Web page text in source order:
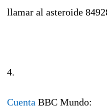
llamar al asteroide
4.
Cuenta BBC Mundo: